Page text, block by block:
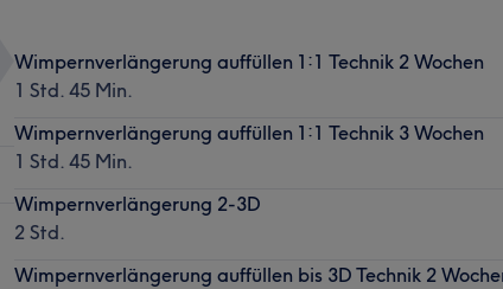
Wimpernverlängerung auffüllen 1:1 Technik 2 Wochen
1 Std. 45 Min.
Wimpernverlängerung auffüllen 1:1 Technik 3 Wochen
1 Std. 45 Min.
Wimpernverlängerung 2-3D
2 Std.
Wimpernverlängerung auffüllen bis 3D Technik 2